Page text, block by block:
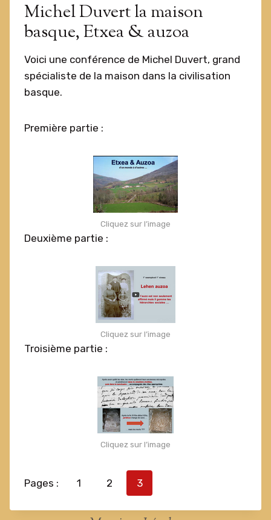
Michel Duvert la maison
basque, Etxea & auzoa
Voici une conférence de Michel Duvert, grand
spécialiste de la maison dans la civilisation
basque.
Première partie :
Cliquez sur l’image
Deuxième partie :
Cliquez sur l’image
Troisième partie :
Cliquez sur l’image
Pages : 1 2 3